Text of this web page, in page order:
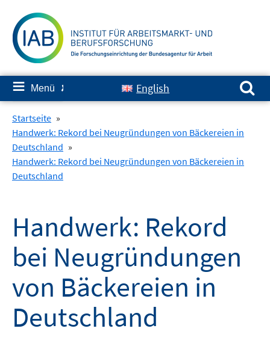
zum
Inhalt
≡ Menü ✘ English
Suchen nach:
Startseite »
Handwerk: Rekord bei Neugründungen von Bäckereien in
Deutschland »
Handwerk: Rekord bei Neugründungen von Bäckereien in
Deutschland
Handwerk: Rekord
bei Neugründungen
von Bäckereien in
Deutschland